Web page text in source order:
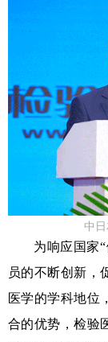
中
为响应国家
员的不断创新，
医学的学科地位
合的优势，检验